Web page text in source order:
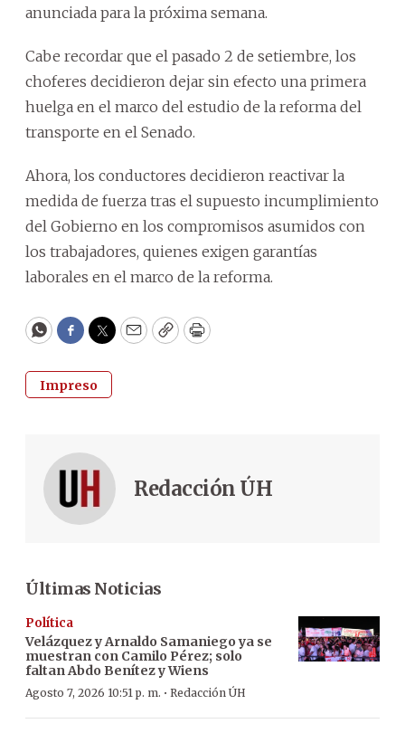
anunciada para la próxima semana.
Cabe recordar que el pasado 2 de setiembre, los
choferes decidieron dejar sin efecto una primera
huelga en el marco del estudio de la reforma del
transporte en el Senado.
Ahora, los conductores decidieron reactivar la
medida de fuerza tras el supuesto incumplimiento
del Gobierno en los compromisos asumidos con
los trabajadores, quienes exigen garantías
laborales en el marco de la reforma.
WhatsApp
Facebook
Twitter
EmailCopyPrint
Impreso
Redacción ÚH
Últimas Noticias
Política
Velázquez y Arnaldo Samaniego ya se
muestran con Camilo Pérez; solo
faltan Abdo Benítez y Wiens
Agosto 7, 2026 10:51 p. m. · Redacción ÚH